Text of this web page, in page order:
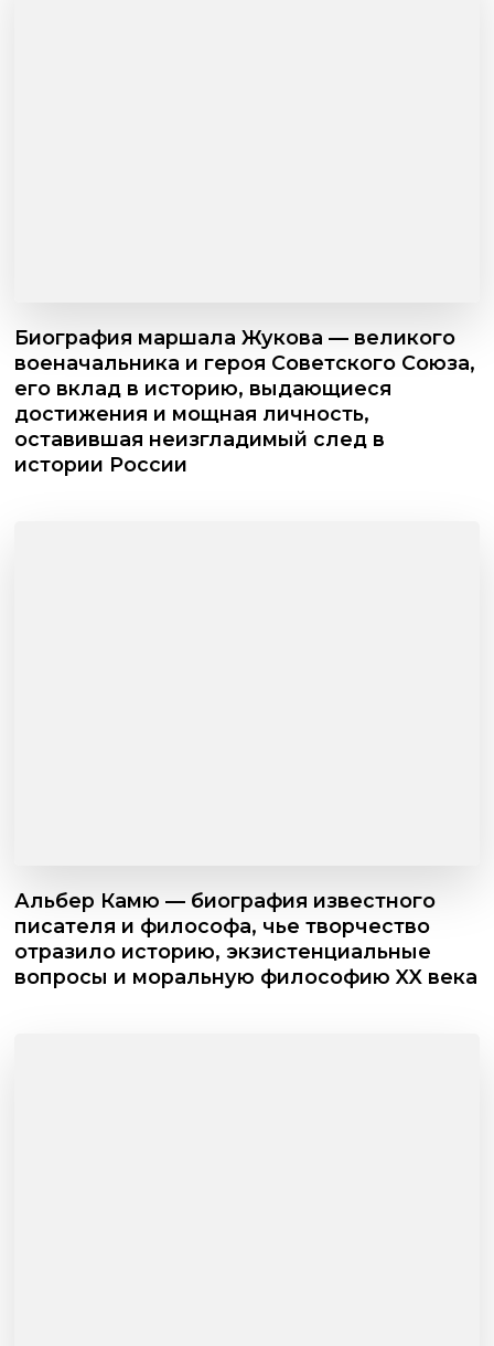
Биография маршала Жукова — великого
военачальника и героя Советского Союза,
его вклад в историю, выдающиеся
достижения и мощная личность,
оставившая неизгладимый след в
истории России
Альбер Камю — биография известного
писателя и философа, чье творчество
отразило историю, экзистенциальные
вопросы и моральную философию XX века